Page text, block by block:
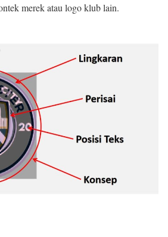
merek atau logo klub lain.